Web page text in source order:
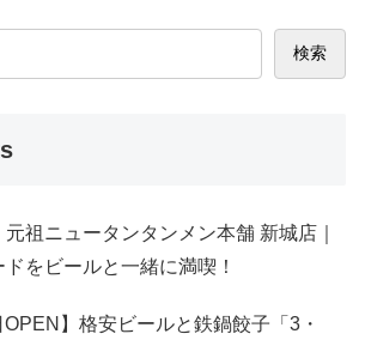
検索
元祖ニュータンタンメン本舗 新城店｜
をビールと一緒に満喫！
OPEN】格安ビールと鉄鍋餃子「3・